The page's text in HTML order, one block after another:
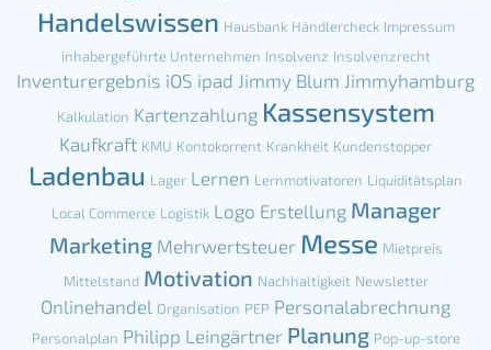
Handelswissen Hausbank Händlercheck Impressum
inhabergeführte Unternehmen Insolvenz Insolvenzrecht
Inventurergebnis iOS ipad Jimmy Blum Jimmyhamburg
Kalkulation Kartenzahlung Kassensystem
Kaufkraft KMU Kontokorrent Krankheit Kundenstopper
Ladenbau Lager Lernen Lernmotivatoren Liquiditätsplan
Local Commerce Logistik Logo Erstellung Manager
Marketing Mehrwertsteuer Messe Mietpreis
Mittelstand Motivation Nachhaltigkeit Newsletter
Onlinehandel Organisation PEP Personalabrechnung
Personalplan Philipp Leingärtner Planung Pop-up-store